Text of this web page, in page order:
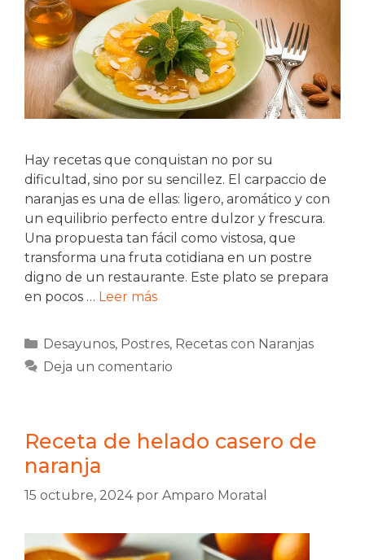
Hay recetas que conquistan no por su
dificultad, sino por su sencillez. El carpaccio de
naranjas es una de ellas: ligero, aromático y con
un equilibrio perfecto entre dulzor y frescura.
Una propuesta tan fácil como vistosa, que
transforma una fruta cotidiana en un postre
digno de un restaurante. Este plato se prepara
en pocos … Leer más
Categorías
Desayunos, Postres, Recetas con Naranjas
Deja un comentario
Receta de helado casero de
naranja
15 octubre, 2024 por Amparo Moratal